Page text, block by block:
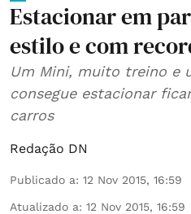
Estacionar em
estilo e com
Um Mini, muito treino e
consegue estacionar
carros
Redação DN
Publicado a: 12 Nov 2015, 16:59
Atualizado a: 12 Nov 2015, 16:59